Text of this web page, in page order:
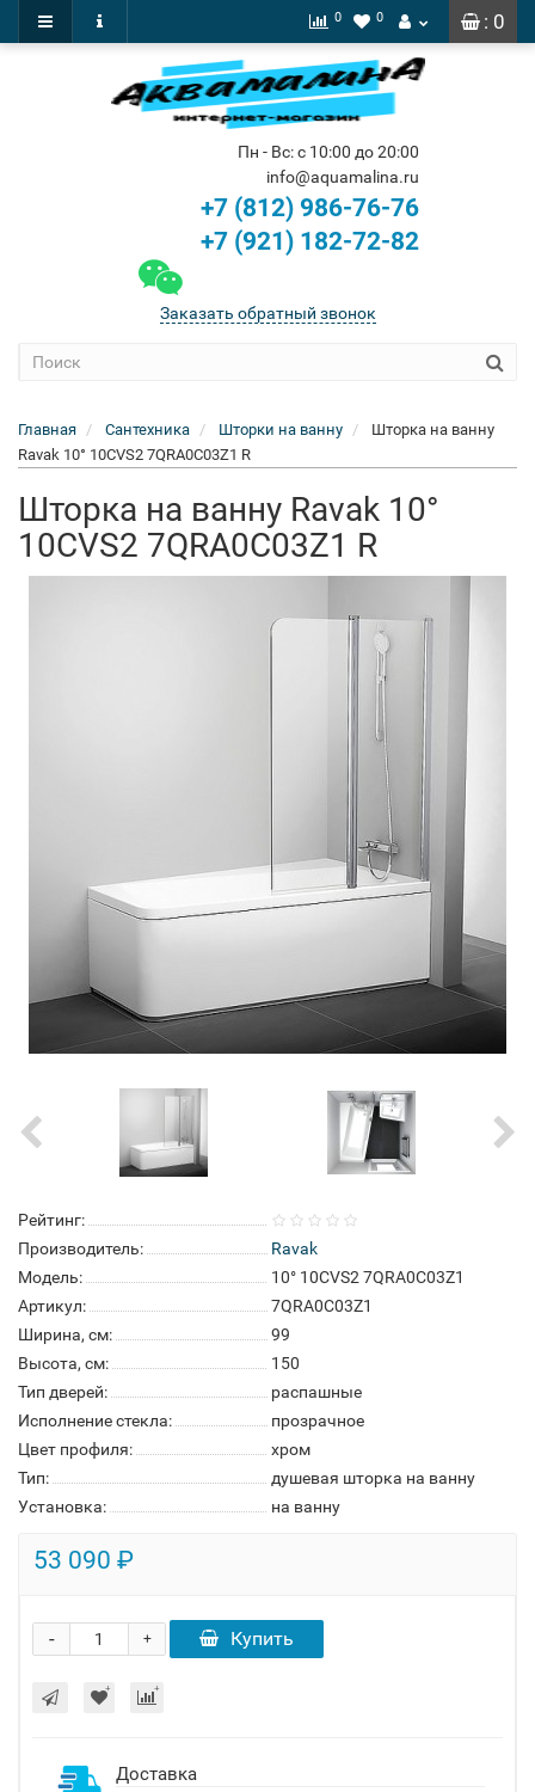
: 0
0 0
Пн - Вс: с 10:00 до 20:00
info@aquamalina.ru
+7 (812) 986-76-76
+7 (921) 182-72-82
Заказать обратный звонок
Главная Сантехника Шторки на ванну
Шторка на ванну
Ravak 10° 10CVS2 7QRA0C03Z1 R
Шторка на ванну Ravak 10°
10CVS2 7QRA0C03Z1 R
Рейтинг:
Производитель:
Ravak
Модель:
10° 10CVS2 7QRA0C03Z1
Артикул:
7QRA0C03Z1
Ширина, см:
99
Высота, см:
150
Тип дверей:
распашные
Исполнение стекла:
прозрачное
Цвет профиля:
хром
Тип:
душевая шторка на ванну
Установка:
на ванну
53 090 ₽
+
- Купить
Доставка